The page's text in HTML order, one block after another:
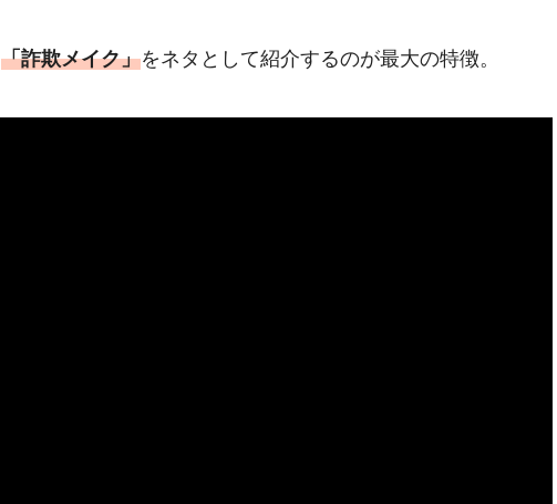
「詐欺メイク」をネタとして紹介するのが最大の特徴。